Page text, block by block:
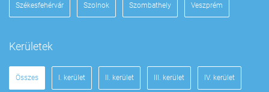
Székesfehérvár Szolnok Szombathely Veszprém
Kerületek
Összes I. kerület II. kerület III. kerület IV. kerület